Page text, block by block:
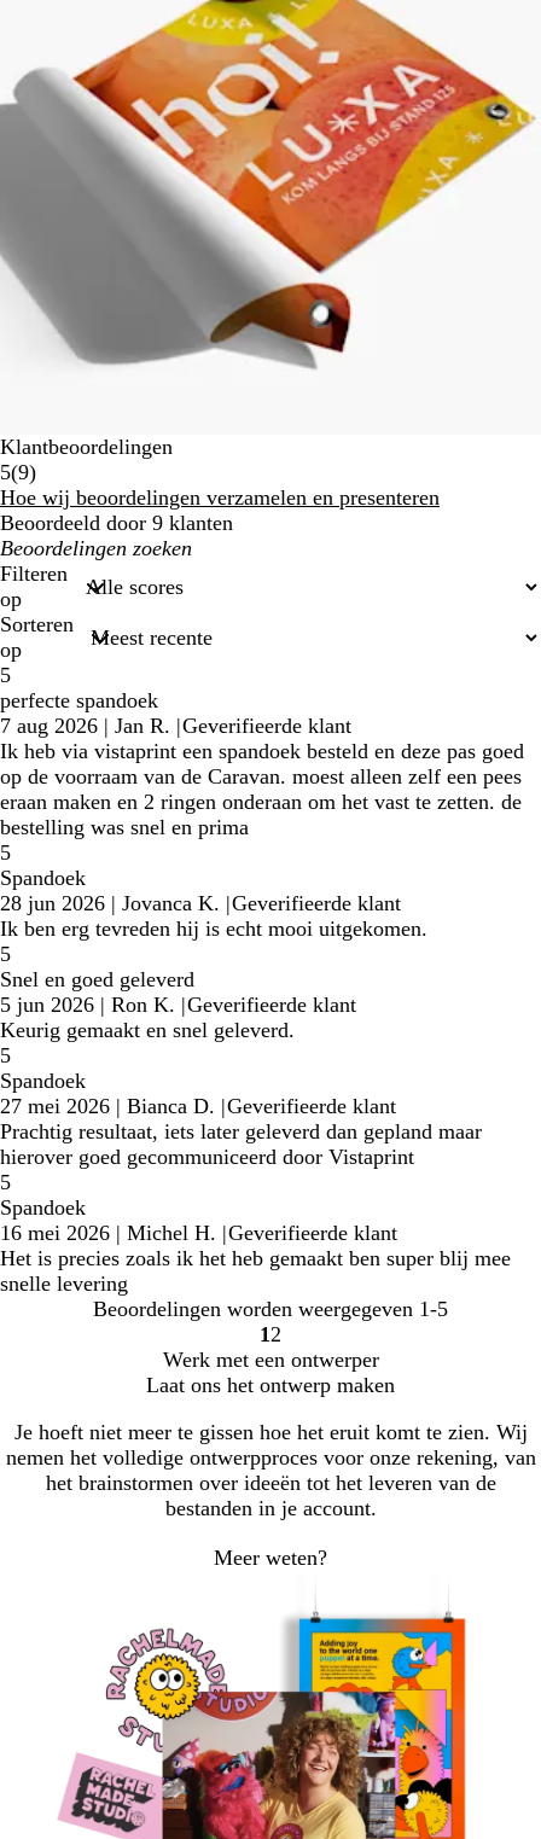
Klantbeoordelingen
5(99
klantbeoordelingen
)
Hoe wij beoordelingen verzamelen en presenteren
Beoordeeld door 9 klanten
Mijn
zoekopdrachten
Filteren
op
Sorteren
op
5
perfecte spandoek
7 aug 2026 | Jan R. |Geverifieerde klant
Ik heb via vistaprint een spandoek besteld en deze pas goed
op de voorraam van de Caravan. moest alleen zelf een pees
eraan maken en 2 ringen onderaan om het vast te zetten. de
bestelling was snel en prima
5
Spandoek
28 jun 2026 | Jovanca K. |Geverifieerde klant
Ik ben erg tevreden hij is echt mooi uitgekomen.
5
Snel en goed geleverd
5 jun 2026 | Ron K. |Geverifieerde klant
Keurig gemaakt en snel geleverd.
5
Spandoek
27 mei 2026 | Bianca D. |Geverifieerde klant
Prachtig resultaat, iets later geleverd dan gepland maar
hierover goed gecommuniceerd door Vistaprint
5
Spandoek
16 mei 2026 | Michel H. |Geverifieerde klant
Het is precies zoals ik het heb gemaakt ben super blij mee
snelle levering
Beoordelingen worden weergegeven 1-5
Naar
pagina
1 Naar
pagina
2
Werk met een ontwerper
Laat ons het ontwerp maken
Je hoeft niet meer te gissen hoe het eruit komt te zien. Wij
nemen het volledige ontwerpproces voor onze rekening, van
het brainstormen over ideeën tot het leveren van de
bestanden in je account.
Meer weten?